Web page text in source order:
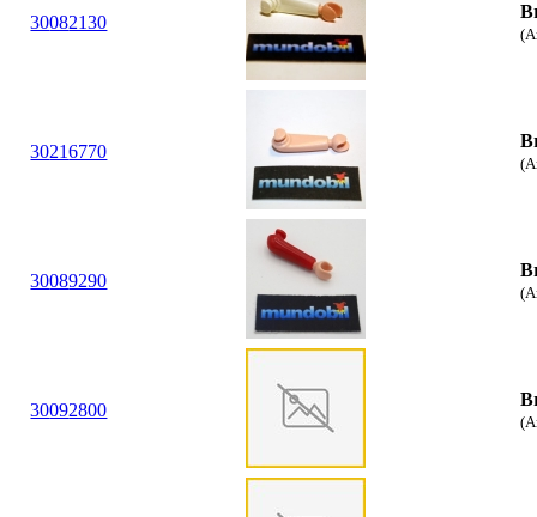
30082130
30216770
30089290
30092800